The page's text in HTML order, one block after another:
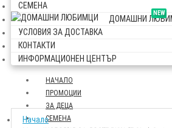
СЕМЕНА
NEW
ДОМАШНИ
УСЛОВИЯ ЗА ДОСТАВКА
КОНТАКТИ
ИНФОРМАЦИОНЕН ЦЕНТЪР
НАЧАЛО
ПРОМОЦИИ
ЗА ДЕЦА
СЕМЕНА
Начало